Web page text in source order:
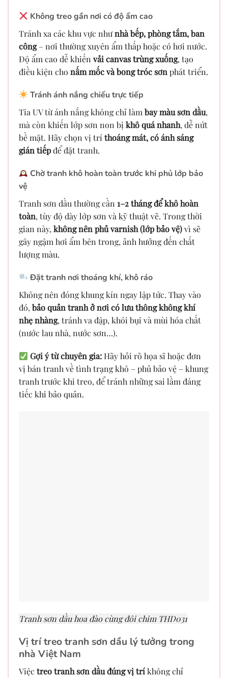
Không treo gần nơi có độ ẩm cao
Tránh xa các khu vực nhưnhà bếp, phòng tắm, ban
công – nơi thường xuyên ẩm thấp hoặc có hơi nước.
Độ ẩm cao dễ khiến vải canvas trùng xuống, tạo
điều kiện cho nấm mốc và bong tróc sơn phát triển.
Tránh ánh nắng chiếu trực tiếp
Tia UV từ ánh nắng không chỉ làm bay màu sơn dầu,
mà còn khiến lớp sơn non bị khô quá nhanh, dễ nứt
bề mặt. Hãy chọn vị trí thoáng mát, có ánh sáng
gián tiếpđể đặt tranh.
Chờ tranh khô hoàn toàn trước khi phủ lớp bảo
vệ
Tranh sơn dầu thường cần 1–2 tháng để khô hoàn
toàn, tùy độ dày lớp sơn và kỹ thuật vẽ. Trong thời
gian này, không nên phủ varnish (lớp bảo vệ)vì sẽ
gây ngậm hơi ẩm bên trong, ảnh hưởng đến chất
lượng màu.
Đặt tranh nơi thoáng khí, khô ráo
Không nên đóng khung kín ngay lập tức. Thay vào
đó, bảo quản tranh ở nơi có lưu thông không khí
nhẹ nhàng, tránh va đập, khói bụi và mùi hóa chất
(nước lau nhà, nước sơn…).
Gợi ý từ chuyên gia:Hãy hỏi rõ họa sĩ hoặc đơn
vị bán tranh về tình trạng khô – phủ bảo vệ – khung
tranh trước khi treo, để tránh những sai lầm đáng
tiếc khi bảo quản.
Tranh sơn dầu hoa đào cùng đôi chim THD031
Vị trí treo tranh sơn dầu lý tưởng trong
nhà Việt Nam
Việc treo tranh sơn dầu đúng vị tríkhông chỉ